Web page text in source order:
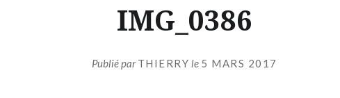
IMG_0386
Publié parTHIERRY le 5 MARS 2017